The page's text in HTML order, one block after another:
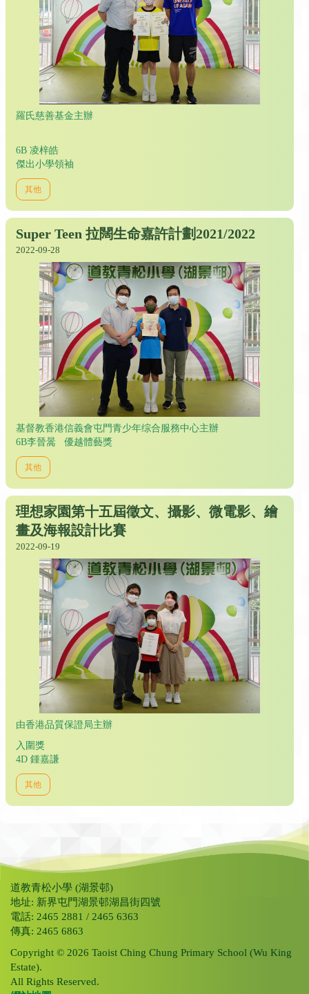
羅氏慈善基金主辦
6B 凌梓皓
傑出小學領袖
其他
Super Teen 拉闊生命嘉許計劃2021/2022
2022-09-28
基督教香港信義會屯門青少年综合服務中心主辦
6B李晉暠 優越體藝獎
其他
理想家園第十五屆徵文、攝影、微電影、繪
畫及海報設計比賽
2022-09-19
由香港品質保證局主辦
入圍獎
4D 鍾嘉謙
其他
道教青松小學 (湖景邨)
地址: 新界屯門湖景邨湖昌街四號
電話: 2465 2881 / 2465 6363
傳真: 2465 6863
Copyright © 2026 Taoist Ching Chung Primary School (Wu King
Estate).
All Rights Reserved.